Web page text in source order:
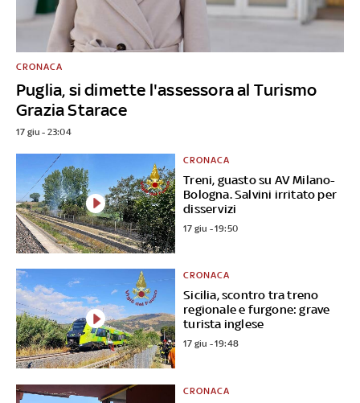
Puglia, si dimette l'assessora al Turismo
Grazia Starace
CRONACA
17 giu - 23:04
Treni, guasto su AV Milano-
Bologna. Salvini irritato per
disservizi
CRONACA
17 giu - 19:50
Sicilia, scontro tra treno
regionale e furgone: grave
turista inglese
CRONACA
17 giu - 19:48
CRONACA